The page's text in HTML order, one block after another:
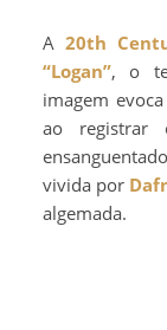
A20th
“Logan”, o
imagem
ao registrar
vivida por
algemada.